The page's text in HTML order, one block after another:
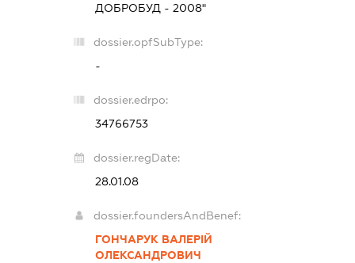
ДОБРОБУД - 2008"
dossier.opfSubType:
-
dossier.edrpo:
34766753
dossier.regDate:
28.01.08
dossier.foundersAndBenef:
ГОНЧАРУК ВАЛЕРІЙ
ОЛЕКСАНДРОВИЧ